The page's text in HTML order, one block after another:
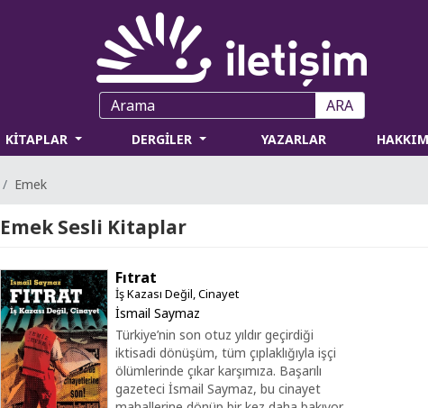
ARA
KİTAPLAR DERGİLER YAZARLAR
Emek
Emek Sesli Kitaplar
Fıtrat
İş Kazası Değil, Cinayet
İsmail Saymaz
Türkiye’nin son otuz yıldır geçirdiği
iktisadi dönüşüm, tüm çıplaklığıyla işçi
ölümlerinde çıkar karşımıza. Başarılı
gazeteci İsmail Saymaz, bu cinayet